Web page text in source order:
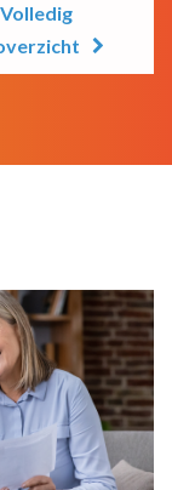
Volledig